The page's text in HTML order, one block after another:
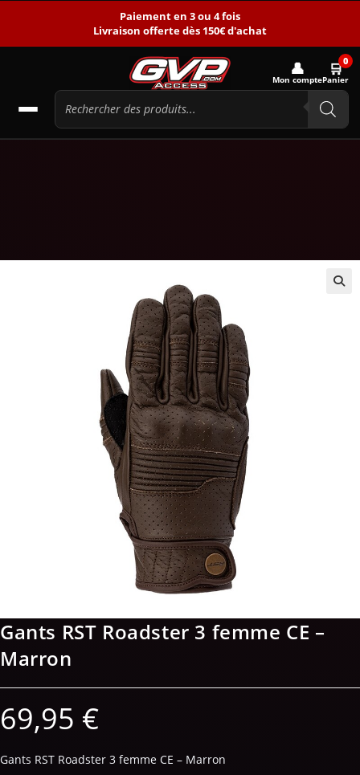
Paiement en 3 ou 4 fois
Livraison offerte dès 150€ d'achat
👤
Mon compte
🛒0
Panier
Gants RST Roadster 3 femme CE –
Marron
69,95 €
Gants RST Roadster 3 femme CE – Marron